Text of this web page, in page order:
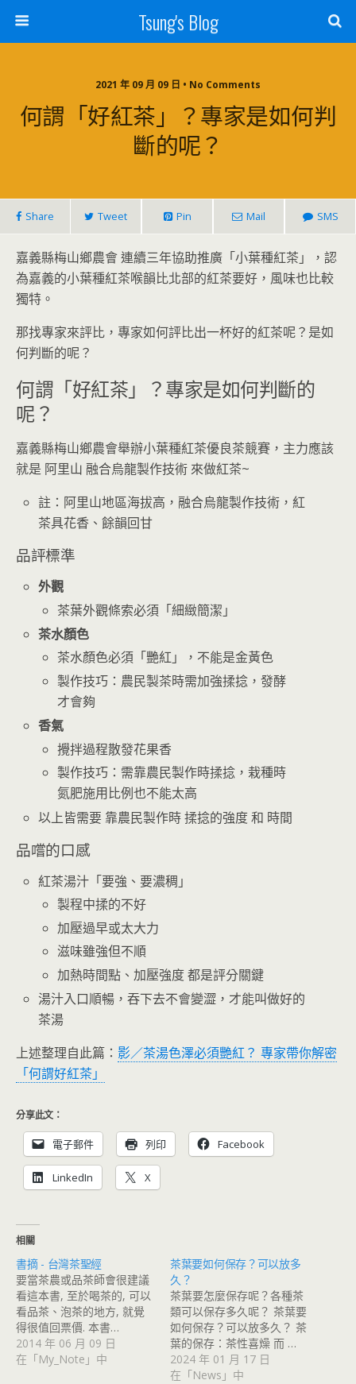
Tsung's Blog
2021 年 09 月 09 日 • No Comments
何謂「好紅茶」？專家是如何判
斷的呢？
Share Tweet Pin Mail SMS
嘉義縣梅山鄉農會 連續三年協助推廣「小葉種紅茶」，認
為嘉義的小葉種紅茶喉韻比北部的紅茶要好，風味也比較
獨特。
那找專家來評比，專家如何評比出一杯好的紅茶呢？是如
何判斷的呢？
何謂「好紅茶」？專家是如何判斷的
呢？
嘉義縣梅山鄉農會舉辦小葉種紅茶優良茶競賽，主力應該
就是 阿里山 融合烏龍製作技術 來做紅茶~
註：阿里山地區海拔高，融合烏龍製作技術，紅
茶具花香、餘韻回甘
品評標準
外觀
茶葉外觀條索必須「細緻簡潔」
茶水顏色
茶水顏色必須「艷紅」，不能是金黃色
製作技巧：農民製茶時需加強揉捻，發酵
才會夠
香氣
攪拌過程散發花果香
製作技巧：需靠農民製作時揉捻，栽種時
氮肥施用比例也不能太高
以上皆需要 靠農民製作時 揉捻的強度 和 時間
品嚐的口感
紅茶湯汁「要強、要濃稠」
製程中揉的不好
加壓過早或太大力
滋味雖強但不順
加熱時間點、加壓強度 都是評分關鍵
湯汁入口順暢，吞下去不會變澀，才能叫做好的
茶湯
上述整理自此篇： 影／茶湯色澤必須艷紅？ 專家帶你解密
「何謂好紅茶」
分享此文：
電子郵件 列印 Facebook
LinkedIn X
相關
書摘 - 台灣茶聖經
要當茶農或品茶師會很建議
看這本書, 至於喝茶的, 可以
看品茶、泡茶的地方, 就覺
得很值回票價. 本書…
2014 年 06 月 09 日
在「My_Note」中
茶葉要如何保存？可以放多
久？
茶葉要怎麼保存呢？各種茶
類可以保存多久呢？ 茶葉要
如何保存？可以放多久？ 茶
葉的保存：茶性喜燥 而 …
2024 年 01 月 17 日
在「News」中